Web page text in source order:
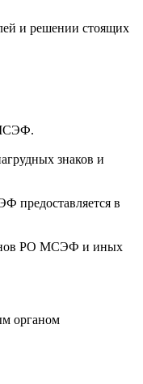
и решении стоящих
знаков и
предоставляется в
РО МСЭФ и иных
органом